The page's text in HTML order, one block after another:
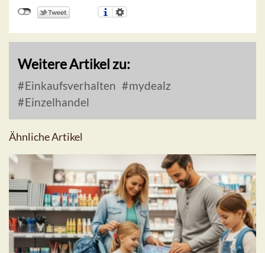
Weitere Artikel zu:
Einkaufsverhalten
mydealz
Einzelhandel
Ähnliche Artikel